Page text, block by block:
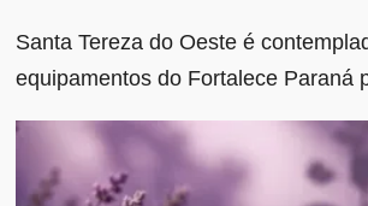
Santa Tereza do Oeste é
equipamentos do Fortalece Paraná